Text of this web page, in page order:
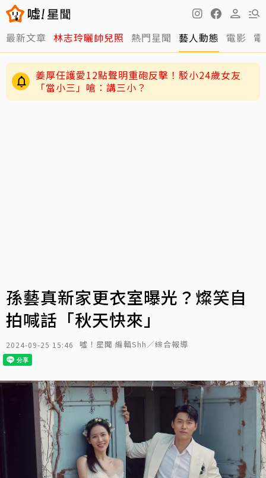
最新文章 林志玲曬帥兒照 熱門星聞 藝人動態 電影
要他露屁股都敢演！九孔唯一拒接這角色「我沒
那資格」
孫藝真新家更衣室曝光？燦笑自
拍喊話「秋天快來」
2024-09-25 15:46 噓！星聞 編輯Shh／綜合報導